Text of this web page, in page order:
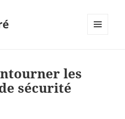
les
sécurité